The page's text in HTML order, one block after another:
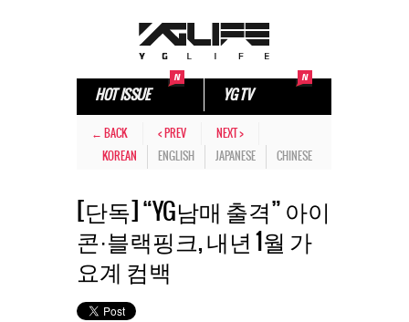
HOT ISSUE YG TV
← BACK < PREV
NEXT >
KOREAN
ENGLISH JAPANESE CHINESE
[단독] “YG남매 출격” 아이
콘·블랙핑크, 내년 1월 가
요계 컴백